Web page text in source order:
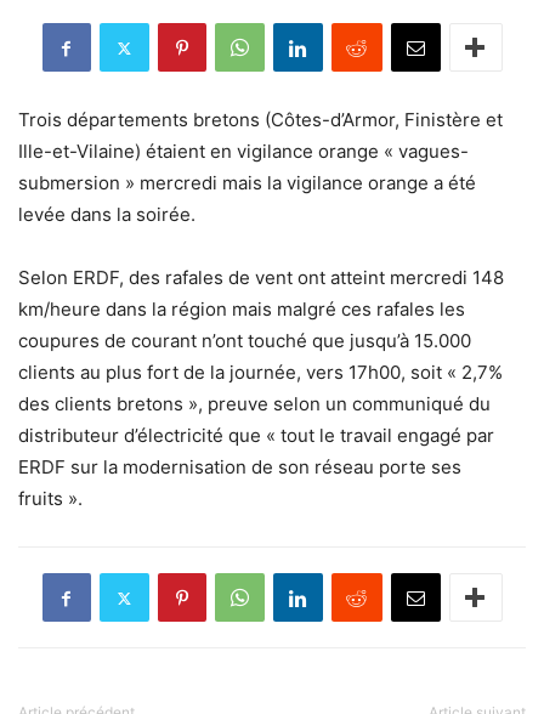
Trois départements bretons (Côtes-d’Armor, Finistère et
Ille-et-Vilaine) étaient en vigilance orange « vagues-
submersion » mercredi mais la vigilance orange a été
levée dans la soirée.
Selon ERDF, des rafales de vent ont atteint mercredi 148
km/heure dans la région mais malgré ces rafales les
coupures de courant n’ont touché que jusqu’à 15.000
clients au plus fort de la journée, vers 17h00, soit « 2,7%
des clients bretons », preuve selon un communiqué du
distributeur d’électricité que « tout le travail engagé par
ERDF sur la modernisation de son réseau porte ses
fruits ».